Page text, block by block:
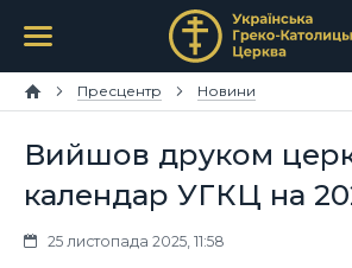
Пресцентр Новини
Вийшов друком
календар УГКЦ на
25 листопада 2025, 11:58